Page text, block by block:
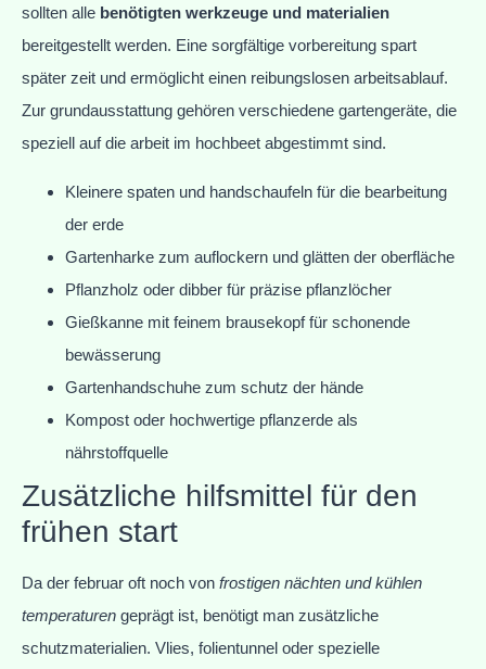
sollten alle benötigten werkzeuge und materialien
bereitgestellt werden. Eine sorgfältige vorbereitung spart
später zeit und ermöglicht einen reibungslosen arbeitsablauf.
Zur grundausstattung gehören verschiedene gartengeräte, die
speziell auf die arbeit im hochbeet abgestimmt sind.
Kleinere spaten und handschaufeln für die bearbeitung
der erde
Gartenharke zum auflockern und glätten der oberfläche
Pflanzholz oder dibber für präzise pflanzlöcher
Gießkanne mit feinem brausekopf für schonende
bewässerung
Gartenhandschuhe zum schutz der hände
Kompost oder hochwertige pflanzerde als
nährstoffquelle
Zusätzliche hilfsmittel für den
frühen start
Da der februar oft noch von frostigen nächten und kühlen
temperaturen geprägt ist, benötigt man zusätzliche
schutzmaterialien. Vlies, folientunnel oder spezielle